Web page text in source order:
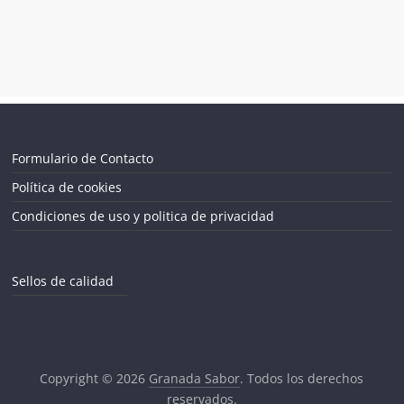
Formulario de Contacto
Política de cookies
Condiciones de uso y politica de privacidad
Sellos de calidad
Copyright © 2026 Granada Sabor. Todos los derechos
reservados.